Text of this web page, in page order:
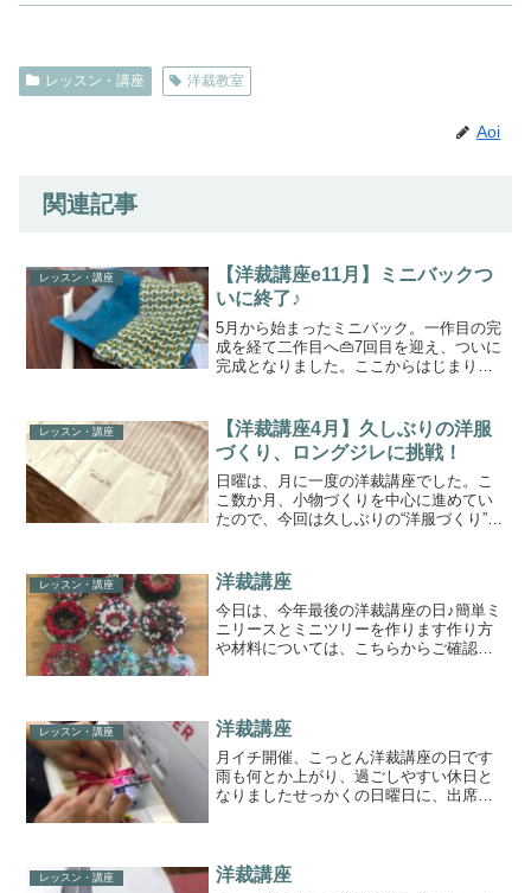
レッスン・講座 洋裁教室
Aoi
関連記事
レッスン・講座
【洋裁講座e11月】ミニバックつ
いに終了♪
5月から始まったミニバック。一作目の完
成を経て二作目へ👜7回目を迎え、ついに
完成となりました。ここからはじまりま
度の洋裁講座e(^_^)vすっかり秋らしくな
った...
レッスン・講座
【洋裁講座4月】久しぶりの洋服
づくり、ロングジレに挑戦！
日曜は、月に一度の洋裁講座でした。こ
こ数か月、小物づくりを中心に進めてい
たので、今回は久しぶりの“洋服づくり”で
が変わる便利なアイテムで、布次第でカ
ジュアルにもシックに...
レッスン・講座 洋裁講座
今日は、今年最後の洋裁講座の日♪簡単ミ
ニリースとミニツリーを作ります作り方
や材料については、こちらからご確認お
もらいましたおかげで、雑...
レッスン・講座 洋裁講座
月イチ開催、こっとん洋裁講座の日です
雨も何とか上がり、過ごしやすい休日と
なりましたせっかくの日曜日に、出席し
やる気満々のみな...
レッスン・講座 洋裁講座